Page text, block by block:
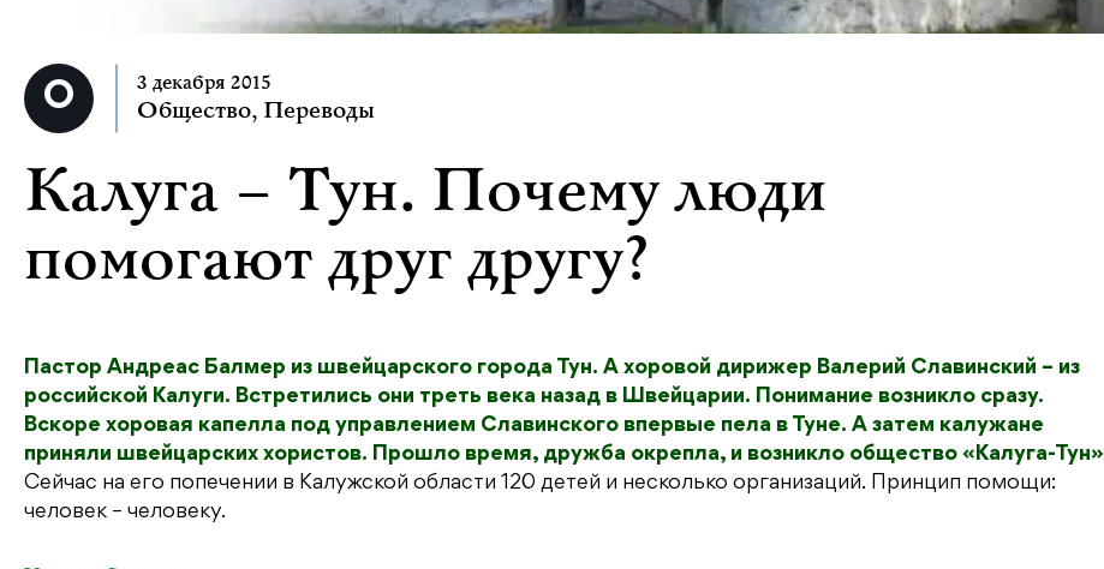
3 декабря 2015
Общество, Переводы
Калуга – Тун. Почему люди
помогают друг другу?
Пастор Андреас Балмер из швейцарского города Тун. А хоровой дирижер Валерий Славинский – из
российской Калуги. Встретились они треть века назад в Швейцарии. Понимание возникло сразу.
Вскоре хоровая капелла под управлением Славинского впервые пела в Туне. А затем калужане
приняли швейцарских хористов. Прошло время, дружба окрепла, и возникло общество «Калуга-Тун»
Сейчас на его попечении в Калужской области 120 детей и несколько организаций. Принцип помощи:
человек – человеку.